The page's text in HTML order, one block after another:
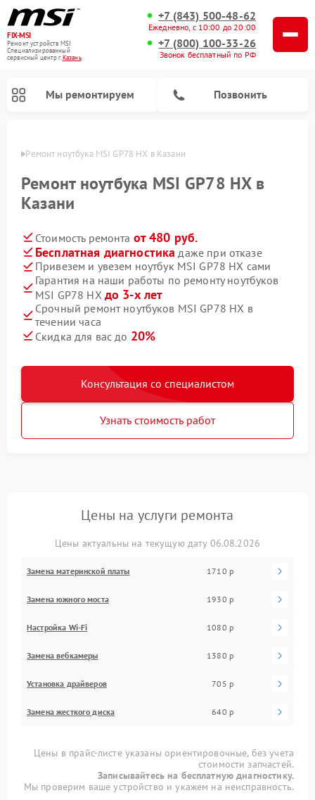
FIX-MSI
Ремонт устройств MSI
Специализированный
cервисный центр г.Казань
+7 (843) 500-48-62
Ежедневно, с 10:00 до 20:00
+7 (800) 100-33-26
Звонок бесплатный по РФ
Мы ремонтируем Позвонить
Ремонт ноутбука MSI GP78 HX в Казани
Ремонт ноутбука MSI GP78 HX в
Казани
Стоимость ремонта от 480 руб.
Бесплатная диагностика даже при отказе
Привезем и увезем ноутбук MSI GP78 HX сами
Гарантия на наши работы по ремонту ноутбуков
MSI GP78 HX до 3-х лет
Срочный ремонт ноутбуков MSI GP78 HX в
течении часа
Скидка для вас до 20%
Консультация со специалистом
Узнать стоимость работ
Цены на услуги ремонта
Цены актуальны на текущую дату 06.08.2026
Замена материнской платы 1710 р
Замена южного моста 1930 р
Настройка Wi-Fi 1080 р
Замена вебкамеры 1380 р
Установка драйверов 705 р
Замена жесткого диска 640 р
Цены в прайс-листе указаны ориентировочные, без учета
стоимости запчастей.
Записывайтесь на бесплатную диагностику.
Мы проверим ваше устройство и укажем на неисправность.